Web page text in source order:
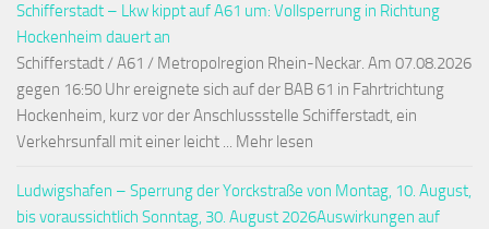
Schifferstadt – Lkw kippt auf A61 um: Vollsperrung in Richtung
Hockenheim dauert an
Schifferstadt / A61 / Metropolregion Rhein-Neckar. Am 07.08.2026
gegen 16:50 Uhr ereignete sich auf der BAB 61 in Fahrtrichtung
Hockenheim, kurz vor der Anschlussstelle Schifferstadt, ein
Verkehrsunfall mit einer leicht ... Mehr lesen
Ludwigshafen – Sperrung der Yorckstraße von Montag, 10. August,
bis voraussichtlich Sonntag, 30. August 2026Auswirkungen auf